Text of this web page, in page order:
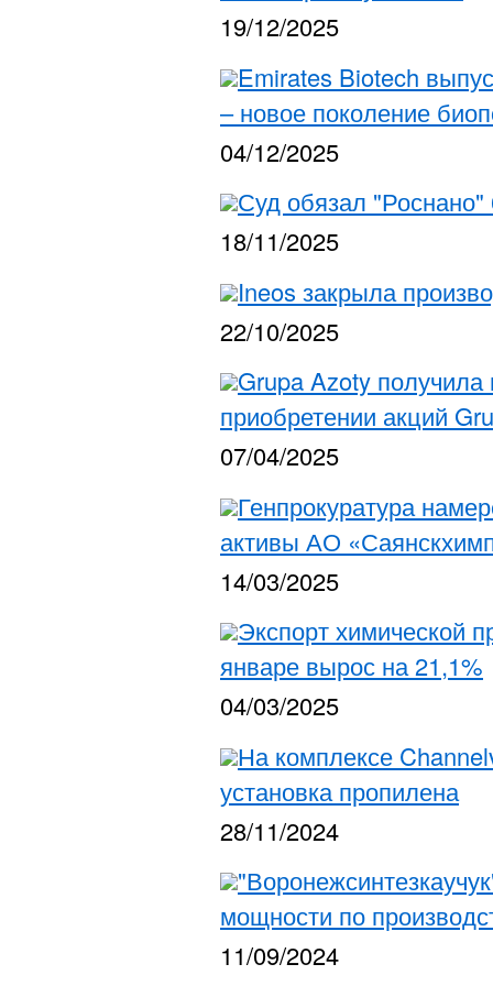
19/12/2025
Emirates Biotech
– новое поколение
04/12/2025
Суд обязал
18/11/2025
Ineos закрыла
22/10/2025
Grupa Azoty
приобретении акций
07/04/2025
Генпрокуратура
активы АО
14/03/2025
Экспорт химической
январе вырос на 21,1%
04/03/2025
На комплексе
установка пропилена
28/11/2024
мощности по
11/09/2024